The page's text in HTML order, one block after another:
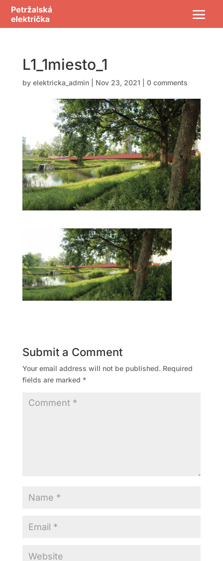
L1_1miesto_1
by elektricka_admin| Nov 23, 2021 0 comments
Submit a Comment
Your email address will not be published. Required
fields are marked *